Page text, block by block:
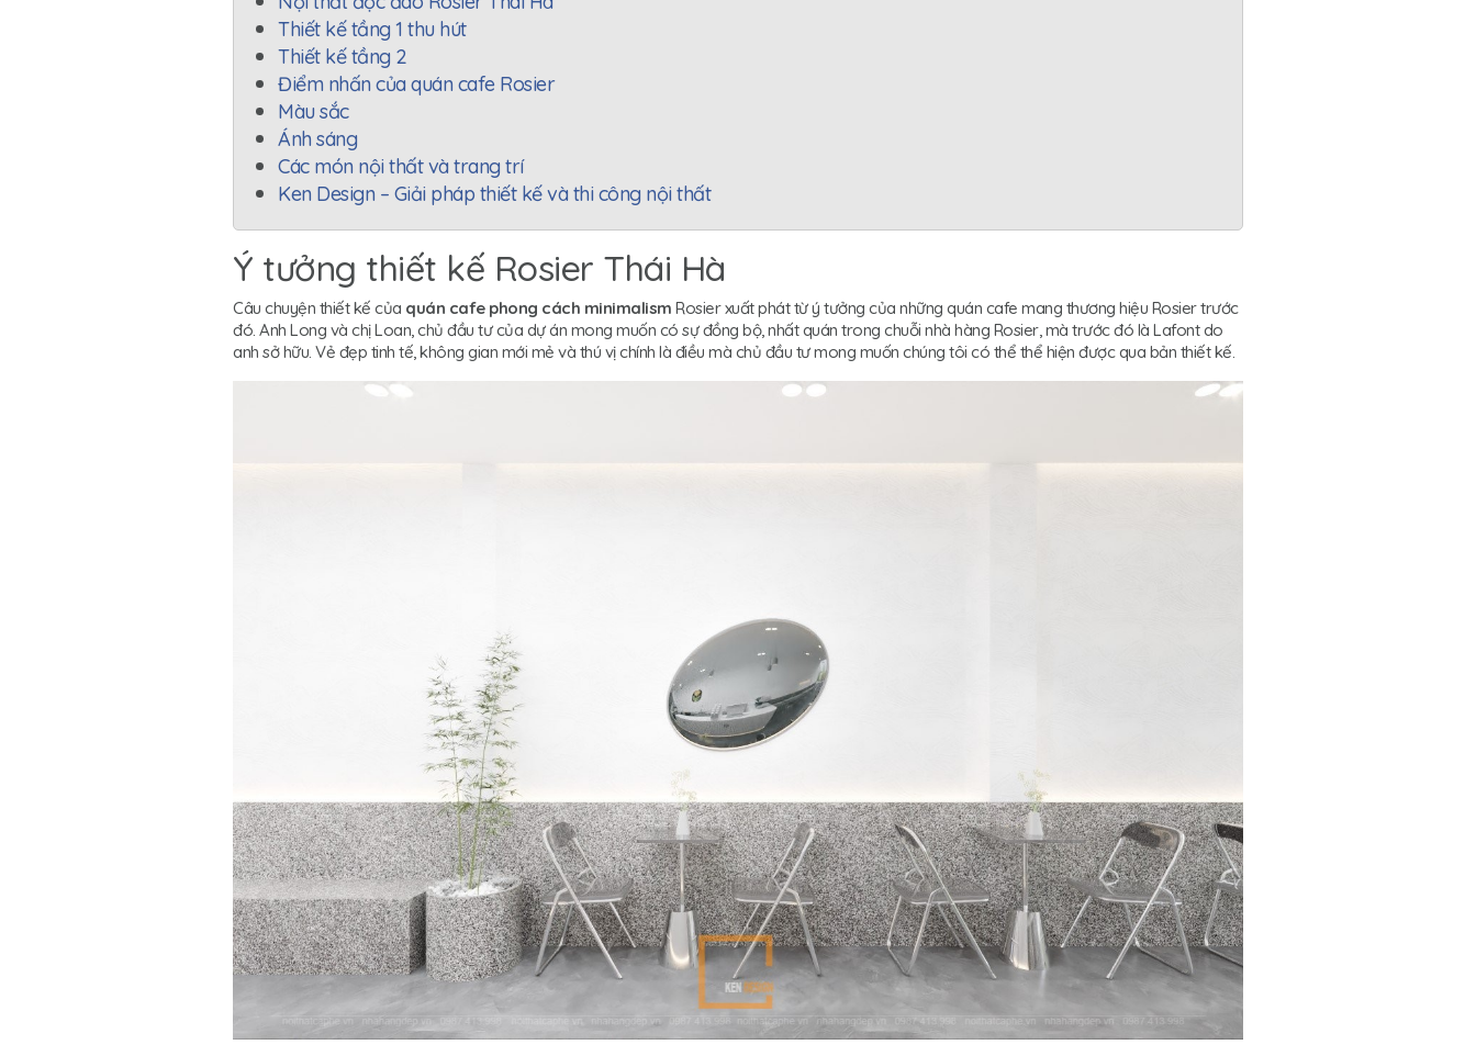
Thiết kế tầng 1 thu hút
Thiết kế tầng 2
Điểm nhấn của quán cafe Rosier
Màu sắc
Ánh sáng
Các món nội thất và trang trí
Ken Design – Giải pháp thiết kế và thi công nội thất
Ý tưởng thiết kế Rosier Thái Hà
Câu chuyện thiết kế của quán cafe phong cách minimalism Rosier xuất phát từ ý tưởng của những quán cafe mang thương hiệu Rosier trước
đó. Anh Long và chị Loan, chủ đầu tư của dự án mong muốn có sự đồng bộ, nhất quán trong chuỗi nhà hàng Rosier, mà trước đó là Lafont do
anh sở hữu. Vẻ đẹp tinh tế, không gian mới mẻ và thú vị chính là điều mà chủ đầu tư mong muốn chúng tôi có thể thể hiện được qua bản thiết kế.